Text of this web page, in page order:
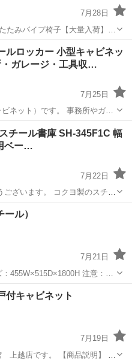
7月28日
たみパイプ椅子【大量入荷】で
ります。 状態 ・中古
イトーキ
ルロッカー 小型キャビネッ
・ガレージ・工具収…
7月25日
です。 事務所やガレ
災用品などの収納におすすめ
ガレージ
チール書庫 SH-345F1C 幅
ベー…
7月22日
ございます。 コクヨ製のスチー
、事務用品などの保管に適し
いたします。 【商品情
ル）
7月21日
知れません。よく状態を確認
渡し方法】 先ず教室に来て...
イオン
キャビネット
7月19日
【商品説明】 コ